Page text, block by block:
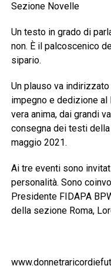
Sezione Novelle
Un testo in grado di
non. È il palcoscenico
sipario.
Un plauso va
impegno e dedizione al
vera anima, dai grandi
consegna dei testi
maggio 2021.
Ai tre eventi sono
personalità. Sono
Presidente FIDAPA
della sezione Roma,